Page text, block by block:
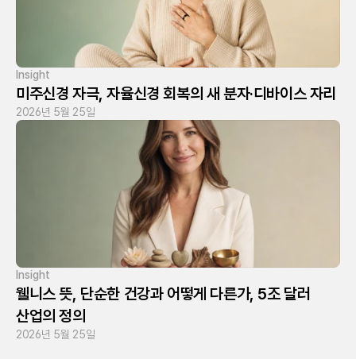
Insight
미주신경 자극, 자율신경 회복의 새 분자·디바이스 자리
2026년 5월 25일
Insight
웰니스 뜻, 단순한 건강과 어떻게 다른가, 5조 달러
산업의 정의
2026년 5월 25일